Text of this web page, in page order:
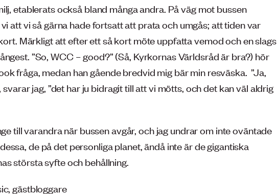
etablerats också bland många andra. På väg mot bussen
att vi så gärna hade fortsatt att prata och umgås; att tiden var
Märkligt att efter ett så kort möte uppfatta vemod och en slags
”So, WCC – good?” (Så, Kyrkornas Världsråd är bra?) hör
fråga, medan han gående bredvid mig bär min resväska. ”Ja,
svarar jag, ”det har ju bidragit till att vi mötts, och det kan väl aldrig
till varandra när bussen avgår, och jag undrar om inte oväntade
de på det personliga planet, ändå inte är de gigantiska
största syfte och behållning.
gästbloggare